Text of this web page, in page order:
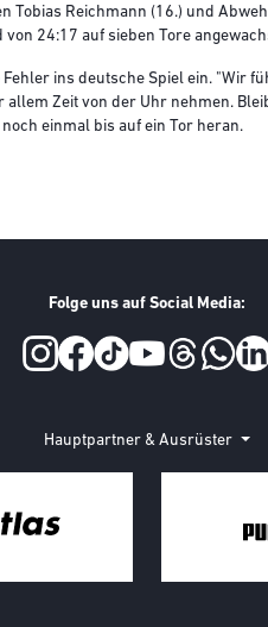
Reichmann (16.) und
24:17 auf sieben Tore
ins deutsche Spiel ein. "Wir
Zeit von der Uhr nehmen.
einmal bis auf ein Tor heran.
Folge uns auf Social Media:
Hauptpartner & Ausrüster